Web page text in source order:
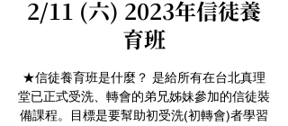
2/11 (六) 2023年信徒養
育班
★信徒養育班是什麼？ 是給所有在台北真理
堂已正式受洗、轉會的弟兄姊妹參加的信徒裝
備課程。目標是要幫助初受洗(初轉會)者學習